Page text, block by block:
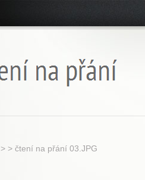
> > čtení na přání 03.JPG